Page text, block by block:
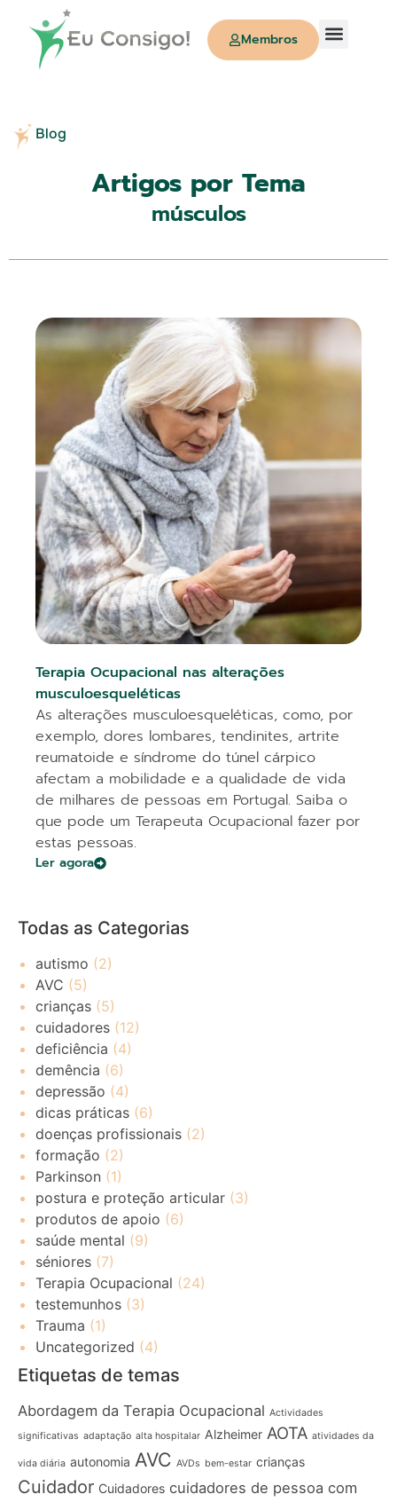
Membros
Blog
Artigos por Tema
músculos
Terapia Ocupacional nas alterações
musculoesqueléticas
As alterações musculoesqueléticas, como, por
exemplo, dores lombares, tendinites, artrite
reumatoide e síndrome do túnel cárpico
afectam a mobilidade e a qualidade de vida
de milhares de pessoas em Portugal. Saiba o
que pode um Terapeuta Ocupacional fazer por
estas pessoas.
Ler agora
Todas as Categorias
autismo (2)
AVC (5)
crianças (5)
cuidadores (12)
deficiência (4)
demência (6)
depressão (4)
dicas práticas (6)
doenças profissionais (2)
formação (2)
Parkinson (1)
postura e proteção articular (3)
produtos de apoio (6)
saúde mental (9)
séniores (7)
Terapia Ocupacional (24)
testemunhos (3)
Trauma (1)
Uncategorized (4)
Etiquetas de temas
Abordagem da Terapia Ocupacional Actividades
significativas adaptação alta hospitalar Alzheimer AOTA atividades da
vida diária autonomia AVC AVDs bem-estar crianças
Cuidador Cuidadores cuidadores de pessoa com